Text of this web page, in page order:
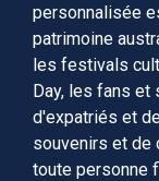
personnalisée
patrimoine
les festivals
Day, les fans
d'expatriés et
souvenirs et de
toute personne